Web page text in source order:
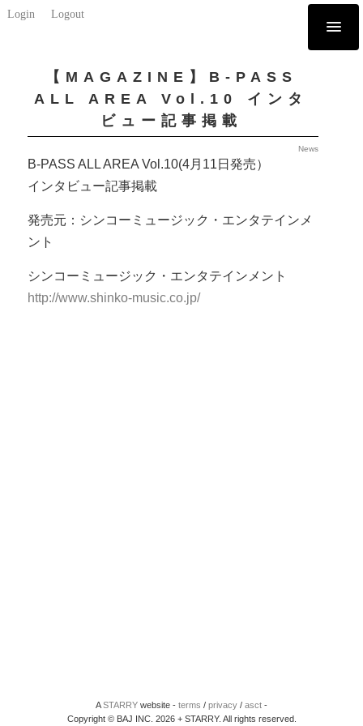
Login Logout
【MAGAZINE】B-PASS
ALL AREA Vol.10 インタ
ビュー記事掲載
News
B-PASS ALL AREA Vol.10(4月11日発売）
インタビュー記事掲載
発売元：シンコーミュージック・エンタテインメ
ント
シンコーミュージック・エンタテインメント
http://www.shinko-music.co.jp/
ASTARRY website - terms / privacy / asct -
Copyright © BAJ INC. 2026 + STARRY. All rights reserved.